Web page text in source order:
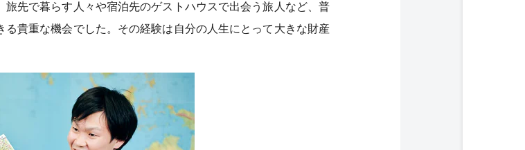
先で暮らす人々や宿泊先のゲストハウスで出会う旅人など、普
貴重な機会でした。その経験は自分の人生にとって大きな財産